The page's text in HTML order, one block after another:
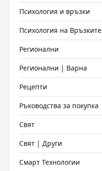
Психология и връзки
Психология на Връзките
Регионални
Регионални | Варна
Рецепти
Ръководства за покупка
Свят
Свят | Други
Смарт Технологии